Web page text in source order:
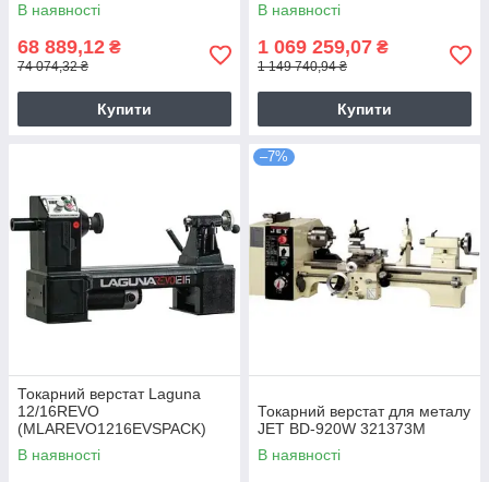
В наявності
68 889,12 ₴
74 074,32 ₴
Купити
В наявності
1 069 259,07 ₴
1 149 740,94 ₴
Купити
Токарний верстат Laguna
12/16REVO
(MLAREVO1216EVSPACK)
В наявності
–7%
Токарний верстат для металу
JET BD-920W 321373M
В наявності